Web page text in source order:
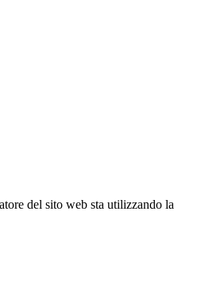
del sito web sta utilizzando la